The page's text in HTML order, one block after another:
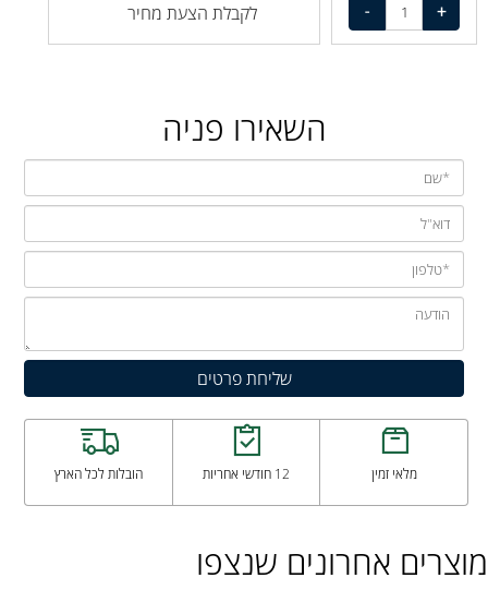
לקבלת הצעת מחיר
השאירו פניה
מלאי זמין 12 חודשי אחריות הובלות לכל הארץ
מוצרים אחרונים שנצפו